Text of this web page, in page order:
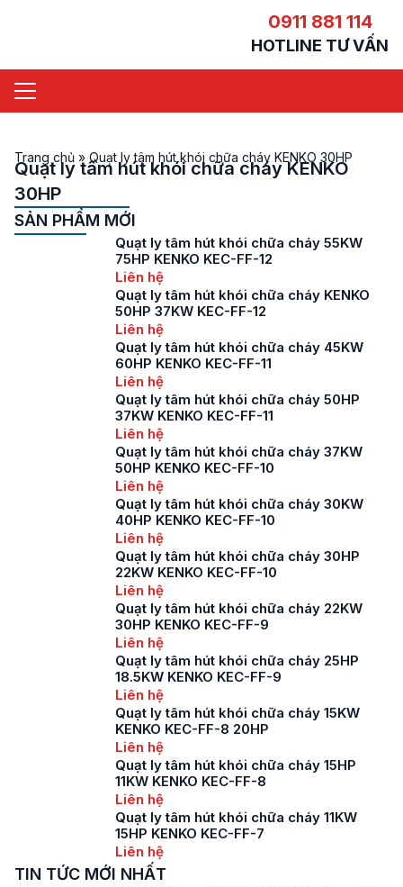
0911 881 114
HOTLINE TƯ VẤN
Trang chủ » Quạt ly tâm hút khói chữa cháy KENKO 30HP
Quạt ly tâm hút khói chữa cháy KENKO
30HP
SẢN PHẨM MỚI
Quạt ly tâm hút khói chữa cháy 55KW
75HP KENKO KEC-FF-12
Liên hệ
Quạt ly tâm hút khói chữa cháy KENKO
50HP 37KW KEC-FF-12
Liên hệ
Quạt ly tâm hút khói chữa cháy 45KW
60HP KENKO KEC-FF-11
Liên hệ
Quạt ly tâm hút khói chữa cháy 50HP
37KW KENKO KEC-FF-11
Liên hệ
Quạt ly tâm hút khói chữa cháy 37KW
50HP KENKO KEC-FF-10
Liên hệ
Quạt ly tâm hút khói chữa cháy 30KW
40HP KENKO KEC-FF-10
Liên hệ
Quạt ly tâm hút khói chữa cháy 30HP
22KW KENKO KEC-FF-10
Liên hệ
Quạt ly tâm hút khói chữa cháy 22KW
30HP KENKO KEC-FF-9
Liên hệ
Quạt ly tâm hút khói chữa cháy 25HP
18.5KW KENKO KEC-FF-9
Liên hệ
Quạt ly tâm hút khói chữa cháy 15KW
KENKO KEC-FF-8 20HP
Liên hệ
Quạt ly tâm hút khói chữa cháy 15HP
11KW KENKO KEC-FF-8
Liên hệ
Quạt ly tâm hút khói chữa cháy 11KW
15HP KENKO KEC-FF-7
Liên hệ
TIN TỨC MỚI NHẤT